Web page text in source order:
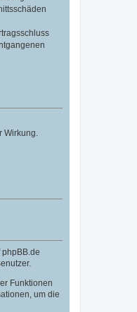
Wirkung.
Funktionen
um die